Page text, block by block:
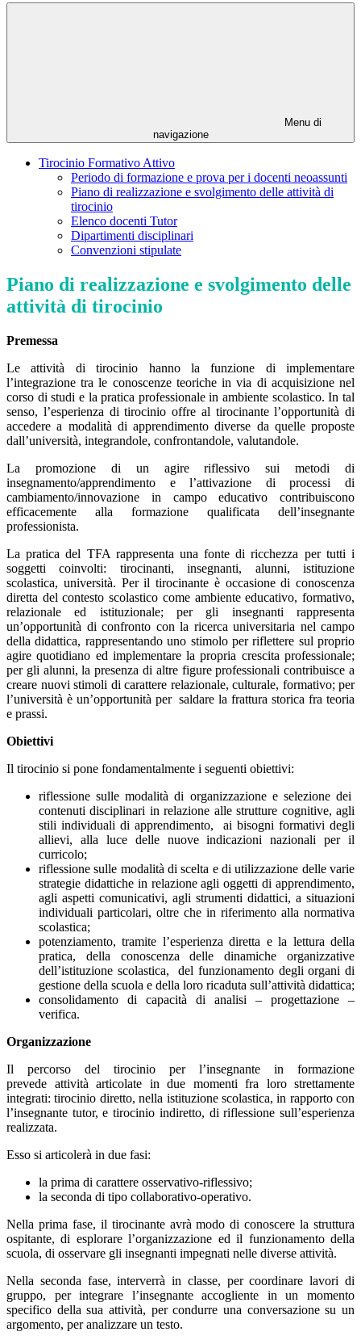
Menu di
navigazione
Tirocinio Formativo Attivo
Periodo di formazione e prova per i docenti neoassunti
Piano di realizzazione e svolgimento delle attività di
tirocinio
Elenco docenti Tutor
Dipartimenti disciplinari
Convenzioni stipulate
Piano di realizzazione e svolgimento delle
attività di tirocinio
Premessa
Le attività di tirocinio hanno la funzione di implementare
l’integrazione tra le conoscenze teoriche in via di acquisizione nel
corso di studi e la pratica professionale in ambiente scolastico. In tal
senso, l’esperienza di tirocinio offre al tirocinante l’opportunità di
accedere a modalità di apprendimento diverse da quelle proposte
dall’università, integrandole, confrontandole, valutandole.
La promozione di un agire riflessivo sui metodi di
insegnamento/apprendimento e l’attivazione di processi di
cambiamento/innovazione in campo educativo contribuiscono
efficacemente alla formazione qualificata dell’insegnante
professionista.
La pratica del TFA rappresenta una fonte di ricchezza per tutti i
soggetti coinvolti: tirocinanti, insegnanti, alunni, istituzione
scolastica, università. Per il tirocinante è occasione di conoscenza
diretta del contesto scolastico come ambiente educativo, formativo,
relazionale ed istituzionale; per gli insegnanti rappresenta
un’opportunità di confronto con la ricerca universitaria nel campo
della didattica, rappresentando uno stimolo per riflettere sul proprio
agire quotidiano ed implementare la propria crescita professionale;
per gli alunni, la presenza di altre figure professionali contribuisce a
creare nuovi stimoli di carattere relazionale, culturale, formativo; per
l’università è un’opportunità per saldare la frattura storica fra teoria
e prassi.
Obiettivi
Il tirocinio si pone fondamentalmente i seguenti obiettivi:
riflessione sulle modalità di organizzazione e selezione dei
contenuti disciplinari in relazione alle strutture cognitive, agli
stili individuali di apprendimento, ai bisogni formativi degli
allievi, alla luce delle nuove indicazioni nazionali per il
curricolo;
riflessione sulle modalità di scelta e di utilizzazione delle varie
strategie didattiche in relazione agli oggetti di apprendimento,
agli aspetti comunicativi, agli strumenti didattici, a situazioni
individuali particolari, oltre che in riferimento alla normativa
scolastica;
potenziamento, tramite l’esperienza diretta e la lettura della
pratica, della conoscenza delle dinamiche organizzative
dell’istituzione scolastica, del funzionamento degli organi di
gestione della scuola e della loro ricaduta sull’attività didattica;
consolidamento di capacità di analisi – progettazione –
verifica.
Organizzazione
Il percorso del tirocinio per l’insegnante in formazione
prevede attività articolate in due momenti fra loro strettamente
integrati: tirocinio diretto, nella istituzione scolastica, in rapporto con
l’insegnante tutor, e tirocinio indiretto, di riflessione sull’esperienza
realizzata.
Esso si articolerà in due fasi:
la prima di carattere osservativo-riflessivo;
la seconda di tipo collaborativo-operativo.
Nella prima fase, il tirocinante avrà modo di conoscere la struttura
ospitante, di esplorare l’organizzazione ed il funzionamento della
scuola, di osservare gli insegnanti impegnati nelle diverse attività.
Nella seconda fase, interverrà in classe, per coordinare lavori di
gruppo, per integrare l’insegnante accogliente in un momento
specifico della sua attività, per condurre una conversazione su un
argomento, per analizzare un testo.